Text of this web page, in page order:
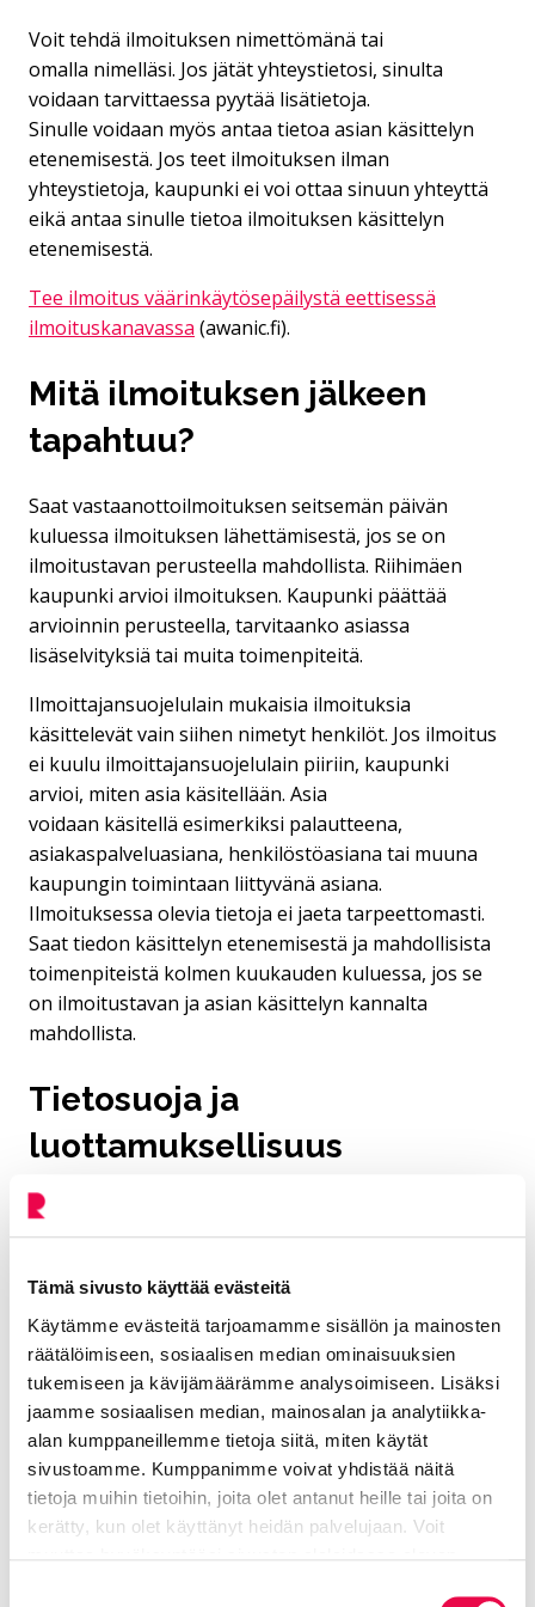
Tämä sivusto käyttää evästeitä
Käytämme evästeitä tarjoamamme sisällön ja mainosten
räätälöimiseen, sosiaalisen median ominaisuuksien
tukemiseen ja kävijämäärämme analysoimiseen. Lisäksi
jaamme sosiaalisen median, mainosalan ja analytiikka-
alan kumppaneillemme tietoja siitä, miten käytät
sivustoamme. Kumppanimme voivat yhdistää näitä
tietoja muihin tietoihin, joita olet antanut heille tai joita on
kerätty, kun olet käyttänyt heidän palvelujaan. Voit
Voit tehdä ilmoituksen nimettömänä tai
omalla nimelläsi. Jos jätät yhteystietosi, sinulta
voidaan tarvittaessa pyytää lisätietoja.
Sinulle voidaan myös antaa tietoa asian käsittelyn
etenemisestä. Jos teet ilmoituksen ilman
yhteystietoja, kaupunki ei voi ottaa sinuun yhteyttä
eikä antaa sinulle tietoa ilmoituksen käsittelyn
etenemisestä.
Tee ilmoitus väärinkäytösepäilystä eettisessä
ilmoituskanavassa (awanic.fi).
Mitä ilmoituksen jälkeen
tapahtuu?
Saat vastaanottoilmoituksen seitsemän päivän
kuluessa ilmoituksen lähettämisestä, jos se on
ilmoitustavan perusteella mahdollista. Riihimäen
kaupunki arvioi ilmoituksen. Kaupunki päättää
arvioinnin perusteella, tarvitaanko asiassa
lisäselvityksiä tai muita toimenpiteitä.
Ilmoittajansuojelulain mukaisia ilmoituksia
käsittelevät vain siihen nimetyt henkilöt. Jos ilmoitus
ei kuulu ilmoittajansuojelulain piiriin, kaupunki
arvioi, miten asia käsitellään. Asia
voidaan käsitellä esimerkiksi palautteena,
asiakaspalveluasiana, henkilöstöasiana tai muuna
kaupungin toimintaan liittyvänä asiana.
Ilmoituksessa olevia tietoja ei jaeta tarpeettomasti.
Saat tiedon käsittelyn etenemisestä ja mahdollisista
toimenpiteistä kolmen kuukauden kuluessa, jos se
on ilmoitustavan ja asian käsittelyn kannalta
mahdollista.
Tietosuoja ja
luottamuksellisuus
Ilmoitukset ja niihin liittyvät tiedot käsitellään
luottamuksellisesti. Henkilöllisyyttäsi suojataan lain
olevan henkilön tietoja käsitellään huolellisesti.
Tietoja käsitellään vain siinä laajuudessa kuin asian
selvittäminen edellyttää.
Ilmoitusta ja siihen liittyviä selvityksiä säilytetään
enintään viisi vuotta, ellei laki edellytä pidempää
säilytystä. Lisätietoja henkilötietojen käsittelystä saat
Riihimäen kaupungin tietosuojasivulta. Voit myös
ottaa yhteyttä tietosuojavastaavaan sähköpostitse